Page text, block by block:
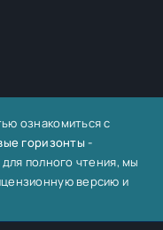
ознакомиться с
горизонты -
полного чтения, мы
версию и